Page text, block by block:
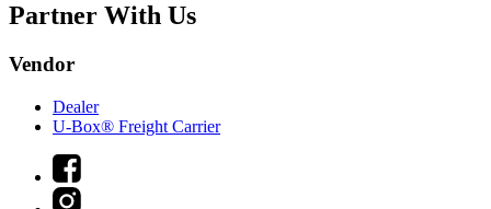
Partner With Us
Vendor
Dealer
U-Box® Freight Carrier